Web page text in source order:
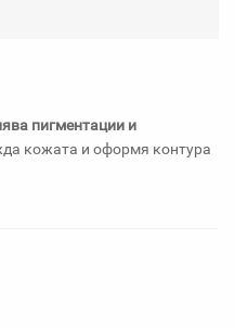
пигментации и
кожата и оформя контура